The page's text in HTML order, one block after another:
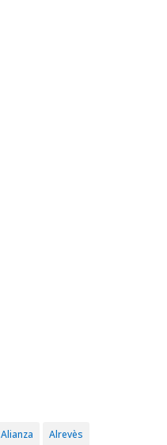
Alianza Alrevès